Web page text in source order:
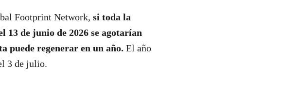
Footprint Network, si toda la
13 de junio de 2026 se agotarían
puede regenerar en un año. El año
3 de julio.